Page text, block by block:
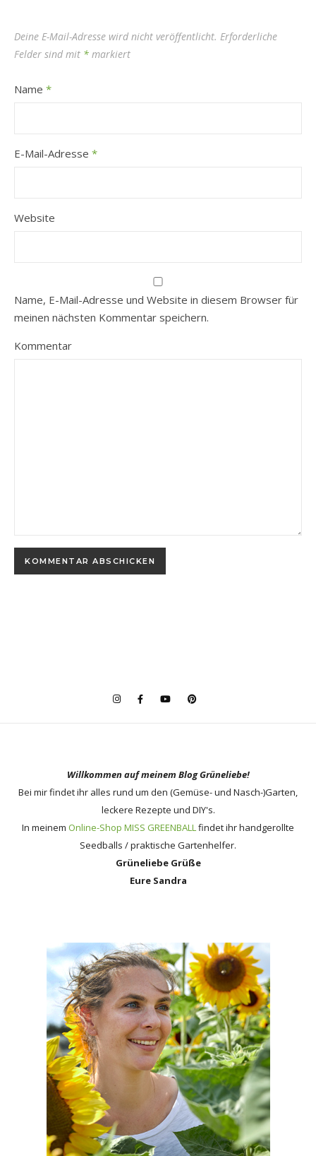
Deine E-Mail-Adresse wird nicht veröffentlicht. Erforderliche
Felder sind mit * markiert
Name *
E-Mail-Adresse *
Website
Name, E-Mail-Adresse und Website in diesem Browser für
meinen nächsten Kommentar speichern.
Kommentar
Willkommen auf meinem Blog Grüneliebe!
Bei mir findet ihr alles rund um den (Gemüse- und Nasch-)Garten,
leckere Rezepte und DIY's.
In meinem Online-Shop MISS GREENBALLfindet ihr handgerollte
Seedballs / praktische Gartenhelfer.
Grüneliebe Grüße
Eure Sandra